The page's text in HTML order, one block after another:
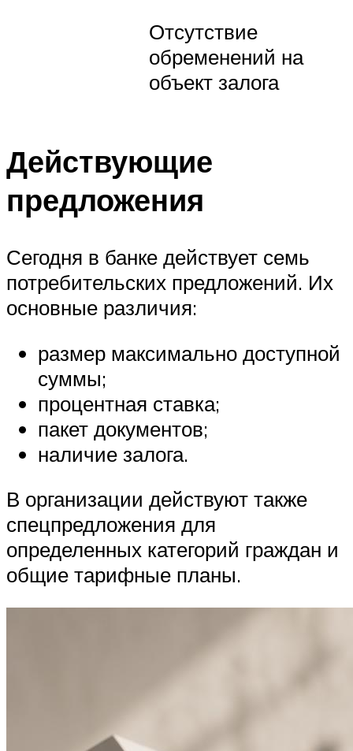
Отсутствие
обременений на
объект залога
Действующие
предложения
Сегодня в банке действует семь
потребительских предложений. Их
основные различия:
размер максимально доступной
суммы;
процентная ставка;
пакет документов;
наличие залога.
В организации действуют также
спецпредложения для
определенных категорий граждан и
общие тарифные планы.